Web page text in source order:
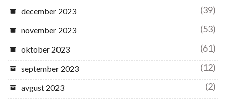
december 2023 (39)
november 2023 (53)
oktober 2023 (61)
september 2023 (12)
avgust 2023 (2)